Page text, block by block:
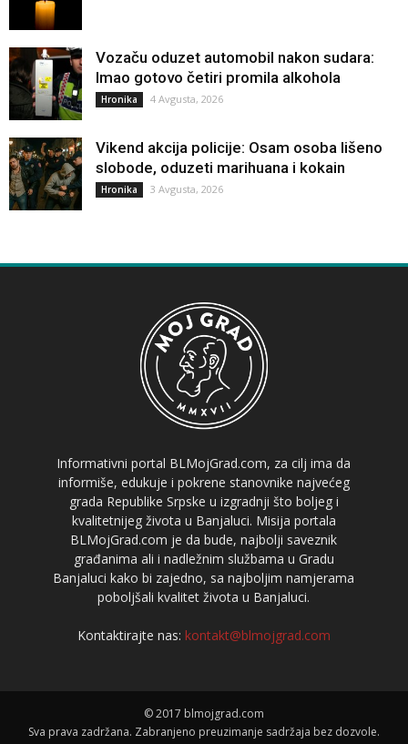
Vozaču oduzet automobil nakon sudara:
Imao gotovo četiri promila alkohola
Hronika 4 Avgusta, 2026
Vikend akcija policije: Osam osoba lišeno
slobode, oduzeti marihuana i kokain
Hronika 3 Avgusta, 2026
Informativni portal BLMojGrad.com, za cilj ima da
informiše, edukuje i pokrene stanovnike najvećeg
grada Republike Srpske u izgradnji što boljeg i
kvalitetnijeg života u Banjaluci. Misija portala
BLMojGrad.com je da bude, najbolji saveznik
građanima ali i nadležnim službama u Gradu
Banjaluci kako bi zajedno, sa najboljim namjerama
poboljšali kvalitet života u Banjaluci.
Kontaktirajte nas: kontakt@blmojgrad.com
© 2017 blmojgrad.com
Sva prava zadržana. Zabranjeno preuzimanje sadržaja bez dozvole.